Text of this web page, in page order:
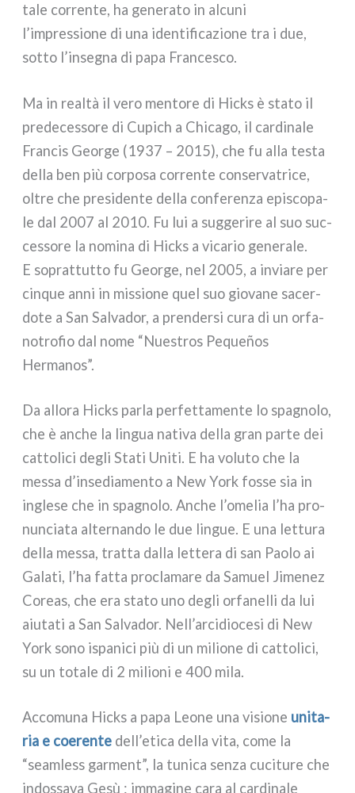
tale cor­ren­te, ha gene­ra­to in alcu­ni
l’impressione di una iden­ti­fi­ca­zio­ne tra i due,
sot­to l’insegna di papa Francesco.
Ma in real­tà il vero men­to­re di Hicks è sta­to il
pre­de­ces­so­re di Cupich a Chicago, il car­di­na­le
Francis George (1937 – 2015), che fu alla testa
del­la ben più cor­po­sa cor­ren­te con­ser­va­tri­ce,
oltre che pre­si­den­te del­la con­fe­ren­za epi­sco­pa­
le dal 2007 al 2010. Fu lui a sug­ge­ri­re al suo suc­
ces­so­re la nomi­na di Hicks a vica­rio gene­ra­le.
E soprat­tut­to fu George, nel 2005, a invia­re per
cin­que anni in mis­sio­ne quel suo gio­va­ne sacer­
do­te a San Salvador, a pren­der­si cura di un orfa­
no­tro­fio dal nome “Nuestros Pequeños
Hermanos”.
Da allo­ra Hicks par­la per­fet­ta­men­te lo spa­gno­lo,
che è anche la lin­gua nati­va del­la gran par­te dei
cat­to­li­ci degli Stati Uniti. E ha volu­to che la
mes­sa d’insediamento a New York fos­se sia in
ingle­se che in spa­gno­lo. Anche l’omelia l’ha pro­
nun­cia­ta alter­nan­do le due lin­gue. E una let­tu­ra
del­la mes­sa, trat­ta dal­la let­te­ra di san Paolo ai
Galati, l’ha fat­ta pro­cla­ma­re da Samuel Jimenez
Coreas, che era sta­to uno degli orfa­nel­li da lui
aiu­ta­ti a San Salvador. Nell’arcidiocesi di New
York sono ispa­ni­ci più di un milio­ne di cat­to­li­ci,
su un tota­le di 2 milio­ni e 400 mila.
Accomuna Hicks a papa Leone una visio­ne uni­ta­
ria e coe­ren­te dell’etica del­la vita, come la
“seam­less gar­ment”, la tuni­ca sen­za cuci­tu­re che
indos­sa­va Gesù : imma­gi­ne cara al car­di­na­le